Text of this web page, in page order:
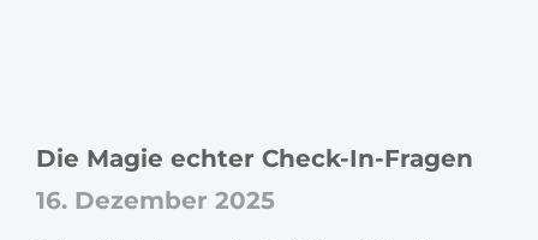
Die Magie echter Check-In-Fragen
16. Dezember 2025